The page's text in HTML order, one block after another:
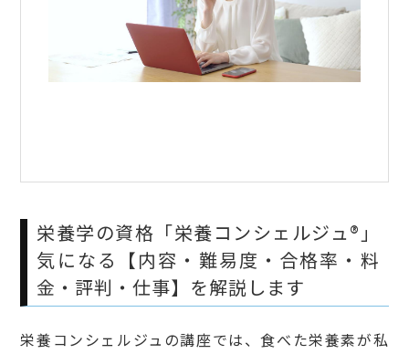
栄養学の資格「栄養コンシェルジュ®」
気になる【内容・難易度・合格率・料
金・評判・仕事】を解説します
栄養コンシェルジュの講座では、食べた栄養素が私